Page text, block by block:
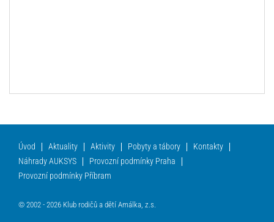
Úvod Aktuality Aktivity Pobyty a tábory
Kontakty
Náhrady AUKSYS
Provozní podmínky Praha
Provozní podmínky Příbram
© 2002 - 2026 Klub rodičů a dětí Amálka, z.s.